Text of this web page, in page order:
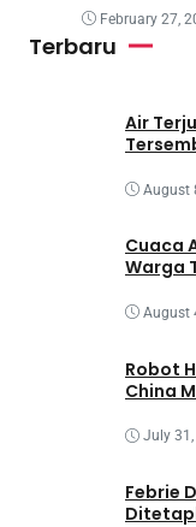
February 27,
Terbaru
Air
August
Cuaca
Warga
August
Robot
China
July
Febrie